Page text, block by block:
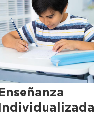
Enseñanza
Individualizada